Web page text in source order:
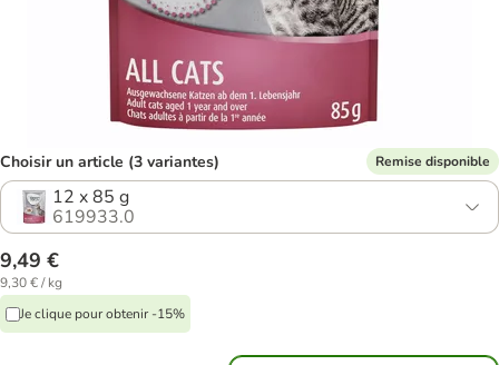
Choisir un article (3 variantes) Remise disponible
12 x 85 g
619933.0
9,49 €
9,30 € / kg
Je clique pour obtenir -15%